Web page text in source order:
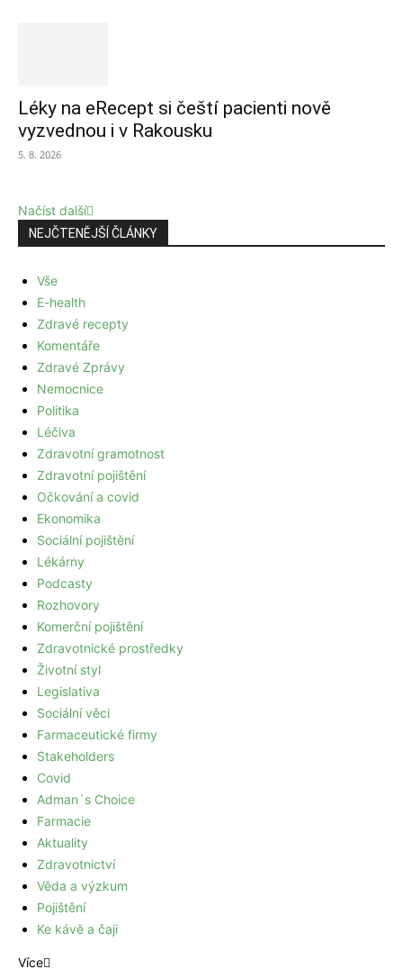
Léky na eRecept si čeští pacienti nově
vyzvednou i v Rakousku
5. 8. 2026
Načíst další
NEJČTENĚJŠÍ ČLÁNKY
Vše
E-health
Zdravé recepty
Komentáře
Zdravé Zprávy
Nemocnice
Politika
Léčiva
Zdravotní gramotnost
Zdravotní pojištění
Očkování a covid
Ekonomika
Sociální pojištění
Lékárny
Podcasty
Rozhovory
Komerční pojištění
Zdravotnické prostředky
Životní styl
Legislativa
Sociální věci
Farmaceutické firmy
Stakeholders
Covid
Adman´s Choice
Farmacie
Aktuality
Zdravotnictví
Věda a výzkum
Pojištění
Ke kávě a čaji
Více